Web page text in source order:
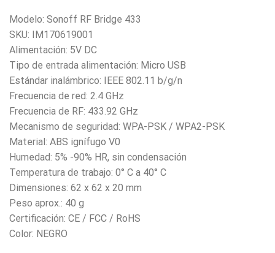
Modelo: Sonoff RF Bridge 433
SKU: IM170619001
Alimentación: 5V DC
Tipo de entrada alimentación: Micro USB
Estándar inalámbrico: IEEE 802.11 b/g/n
Frecuencia de red: 2.4 GHz
Frecuencia de RF: 433.92 GHz
Mecanismo de seguridad: WPA-PSK / WPA2-PSK
Material: ABS ignífugo V0
Humedad: 5% -90% HR, sin condensación
Temperatura de trabajo: 0° C a 40° C
Dimensiones: 62 x 62 x 20 mm
Peso aprox.: 40 g
Certificación: CE / FCC / RoHS
Color: NEGRO